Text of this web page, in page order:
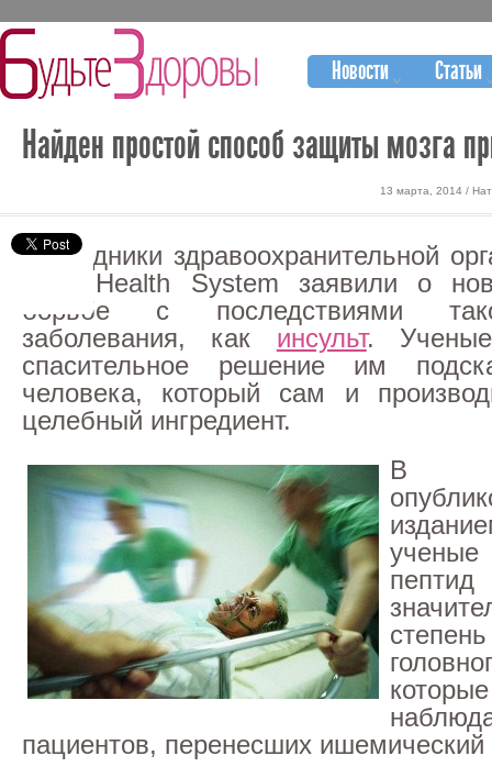
Новости Статьи
Найден простой способ защиты мозга
13 марта, 2014 /
Сотрудники здравоохранительной
Ford Health System заявили о
борьбе с последствиями
заболевания, как инсульт.
спасительное решение им
человека, который сам и
целебный ингредиент.
В
ученые
пациентов, перенесших ишемический